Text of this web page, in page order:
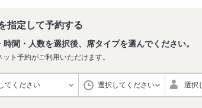
指定して予約する
時間・人数を選択後、席タイプを選んでください。
ト予約がご利用いただけます。
てください 選択してください 選択